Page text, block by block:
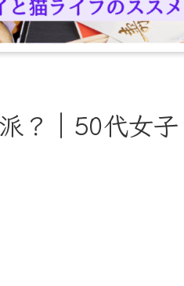
？｜50代女子